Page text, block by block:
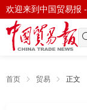
欢迎来到中国贸易报 -
首页 贸易 正文